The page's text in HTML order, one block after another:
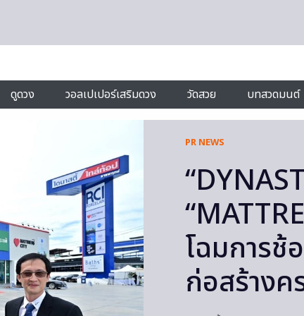
ดูดวง
วอลเปเปอร์เสริมดวง วัดสวย บทสวดมนต์
PR NEWS
โฉมการช้
ก่อสร้างค